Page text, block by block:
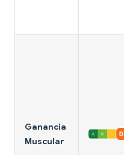
Ganancia
Muscular